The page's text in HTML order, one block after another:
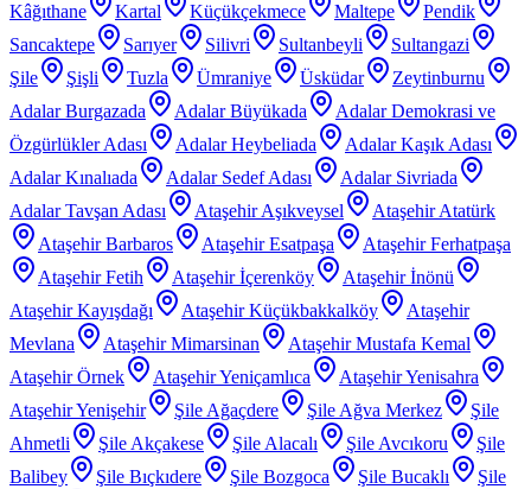
Kâğıthane
Kartal Küçükçekmece Maltepe
Pendik
Sancaktepe
Sarıyer Silivri Sultanbeyli
Sultangazi
Şile
Şişli Tuzla Ümraniye Üsküdar
Zeytinburnu
Adalar Burgazada
Adalar Büyükada
Adalar Demokrasi ve
Özgürlükler Adası
Adalar Heybeliada
Adalar Kaşık Adası
Adalar Kınalıada
Adalar Sedef Adası
Adalar Sivriada
Adalar Tavşan Adası
Ataşehir Aşıkveysel
Ataşehir Atatürk
Ataşehir Barbaros
Ataşehir Esatpaşa
Ataşehir Ferhatpaşa
Ataşehir Fetih
Ataşehir İçerenköy
Ataşehir İnönü
Ataşehir Kayışdağı
Ataşehir Küçükbakkalköy
Ataşehir
Mevlana
Ataşehir Mimarsinan
Ataşehir Mustafa Kemal
Ataşehir Örnek
Ataşehir Yeniçamlıca
Ataşehir Yenisahra
Ataşehir Yenişehir
Şile Ağaçdere Şile Ağva Merkez
Şile
Ahmetli
Şile Akçakese Şile Alacalı Şile Avcıkoru
Şile
Balibey
Şile Bıçkıdere Şile Bozgoca Şile Bucaklı
Şile